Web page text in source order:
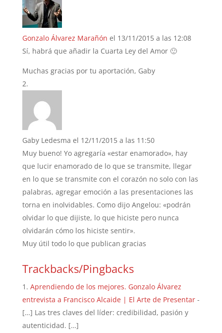
Gonzalo Álvarez Marañón el 13/11/2015 a las 12:08
Sí, habrá que añadir la Cuarta Ley del Amor 🙂
Muchas gracias por tu aportación, Gaby
Gaby Ledesma el 12/11/2015 a las 11:50
Muy bueno! Yo agregaría «estar enamorado», hay
que lucir enamorado de lo que se transmite, llegar
en lo que se transmite con el corazón no solo con las
palabras, agregar emoción a las presentaciones las
torna en inolvidables. Como dijo Angelou: «podrán
olvidar lo que dijiste, lo que hiciste pero nunca
olvidarán cómo los hiciste sentir».
Muy útil todo lo que publican gracias
Trackbacks/Pingbacks
Aprendiendo de los mejores. Gonzalo Álvarez
entrevista a Francisco Alcaide | El Arte de Presentar-
[…] Las tres claves del líder: credibilidad, pasión y
autenticidad. […]